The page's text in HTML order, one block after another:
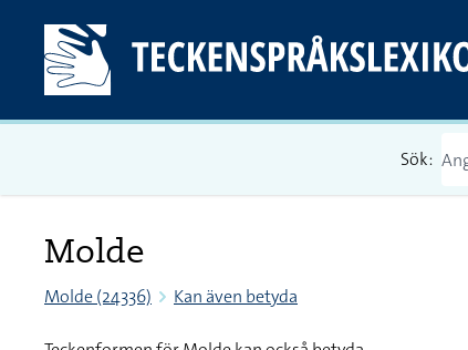
Sök:
Molde
Molde (24336) Kan även betyda